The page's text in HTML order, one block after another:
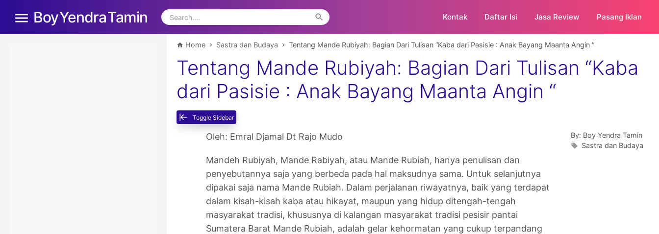
Boy Yendra Tamin Kontak Daftar Isi Jasa Review Pasang Iklan
Home Sastra dan Budaya Tentang Mande Rubiyah: Bagian Dari Tulisan “Kaba dari Pasisie : Anak Bayang Maanta Angin “
Tentang Mande Rubiyah: Bagian Dari Tulisan “Kaba
dari Pasisie : Anak Bayang Maanta Angin “
Toggle Sidebar
Oleh: Emral Djamal Dt Rajo Mudo
Mandeh Rubiyah, Mande Rabiyah, atau Mande Rubiah, hanya penulisan dan
penyebutannya saja yang berbeda pada hal maksudnya sama. Untuk selanjutnya
dipakai saja nama Mande Rubiah. Dalam perjalanan riwayatnya, baik yang terdapat
dalam kisah-kisah kaba atau hikayat, maupun yang hidup ditengah-tengah
masyarakat tradisi, khususnya di kalangan masyarakat tradisi pesisir pantai
Sumatera Barat Mande Rubiah, adalah gelar kehormatan yang cukup terpandang
By: Boy Yendra Tamin
Sastra dan Budaya